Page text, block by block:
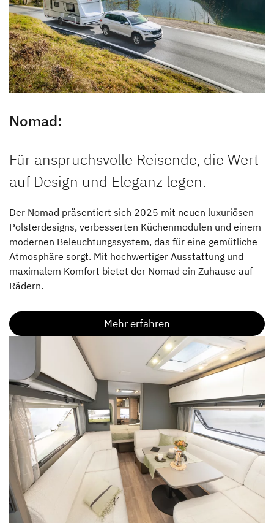
Nomad:
Für anspruchsvolle Reisende, die Wert
auf Design und Eleganz legen.
Der Nomad präsentiert sich 2025 mit neuen luxuriösen
Polsterdesigns, verbesserten Küchenmodulen und einem
modernen Beleuchtungssystem, das für eine gemütliche
Atmosphäre sorgt. Mit hochwertiger Ausstattung und
maximalem Komfort bietet der Nomad ein Zuhause auf
Rädern.
Mehr erfahren